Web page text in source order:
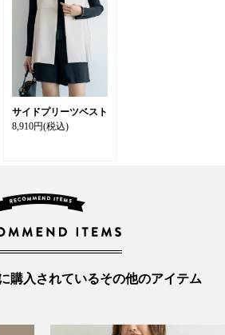
サイドプリーツベスト
8,910円(税込)
購入されているその他のアイテム